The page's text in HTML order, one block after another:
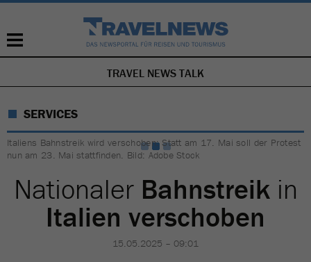
NAVIGATION
ÜBERSPRINGEN
TRAVEL NEWS TALK
SERVICES
Italiens Bahnstreik wird verschoben: Statt am 17. Mai soll der Protest
nun am 23. Mai stattfinden. Bild: Adobe Stock
Nationaler Bahnstreikin
Italien verschoben
15.05.2025 – 09:01